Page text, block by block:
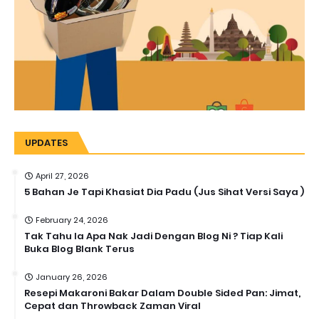
UPDATES
April 27, 2026
5 Bahan Je Tapi Khasiat Dia Padu (Jus Sihat Versi Saya )
February 24, 2026
Tak Tahu la Apa Nak Jadi Dengan Blog Ni ? Tiap Kali
Buka Blog Blank Terus
January 26, 2026
Resepi Makaroni Bakar Dalam Double Sided Pan: Jimat,
Cepat dan Throwback Zaman Viral